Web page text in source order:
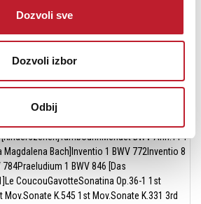
Dozvoli sve
Dozvoli izbor
Odbij
Keys"Étude Op.10-12 "Revolutionary"Étude
Op.28-7Valse Op.64-1 "Petit Chien"Valse
3Impromptu Op.90-2Marche Militaire 1
Ohne Worte Heft 5]Fröhlicher Landmann
BWV Anh.114
Magdalena Bach]Inventio 1 BWV 772Inventio 8
1 BWV 846 [Das
CoucouGavotteSonatina Op.36-1 1st
Mov.Sonate K.545 1st Mov.Sonate K.331 3rd